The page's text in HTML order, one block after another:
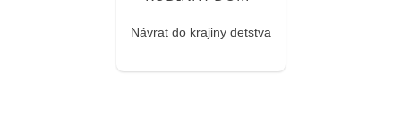
Návrat do krajiny detstva